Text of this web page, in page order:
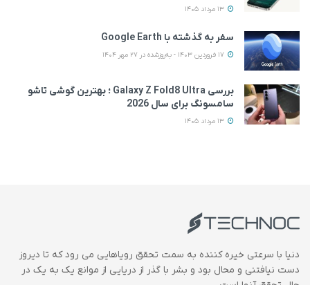
سفر به گذشته با Google Earth
بررسی Galaxy Z Fold8 Ultra ؛ بهترین گوشی تاشو
سامسونگ برای سال 2026
دنیا با سرعتی خیره کننده به سمت تحقق رویاهایی می رود که تا دیروز
دست نیافتنی و محال بود و بشر با گذر از دریایی از موانع یک به یک در